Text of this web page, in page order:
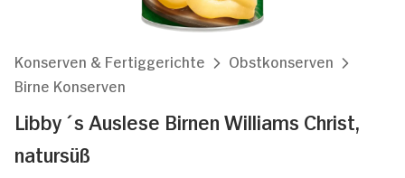
Konserven & Fertiggerichte
Obstkonserven
Birne Konserven
Libby´s Auslese Birnen Williams Christ,
natursüß